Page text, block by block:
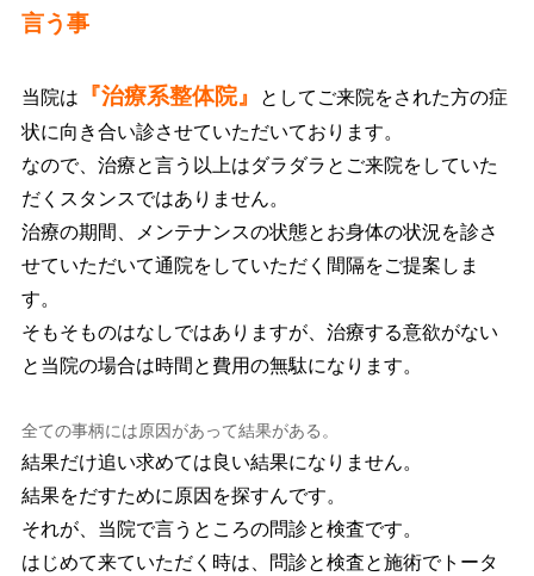
言う事
当院は 『治療系整体院』
としてご来院をされた方の症
状に向き合い診させていただいております。
なので、治療と言う以上はダラダラとご来院をしていた
だくスタンスではありません。
治療の期間、メンテナンスの状態とお身体の状況を診さ
せていただいて通院をしていただく間隔をご提案しま
す。
そもそものはなしではありますが、治療する意欲がない
と当院の場合は時間と費用の無駄になります。
全ての事柄には原因があって結果がある。
結果だけ追い求めては良い結果になりません。
結果をだすために原因を探すんです。
それが、当院で言うところの問診と検査です。
はじめて来ていただく時は、問診と検査と施術でトータ